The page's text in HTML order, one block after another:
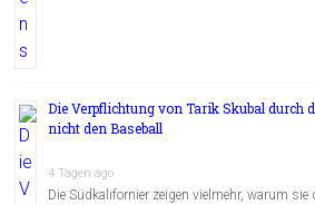
Die Verpflichtung von Tarik Skubal durch
nicht den Baseball
4 Tagen ago
Die Südkalifornier zeigen vielmehr, warum sie